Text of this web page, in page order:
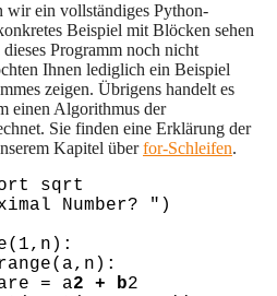
wir ein vollständiges Python-
Beispiel mit Blöcken sehen
Programm noch nicht
Ihnen lediglich ein Beispiel
zeigen. Übrigens handelt es
einen Algorithmus der
Sie finden eine Erklärung der
Kapitel überfor-Schleifen.
sqrt
Number? ")
= a
2 + b2